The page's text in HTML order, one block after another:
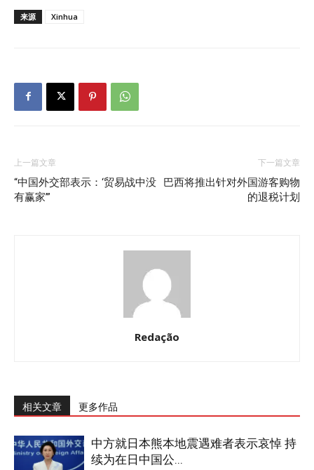
来源 Xinhua
上一篇文章
“中国外交部表示：‘贸易战中没
有赢家’”
下一篇文章
巴西将推出针对外国游客购物
的退税计划
Redação
相关文章 更多作品
中方就日本熊本地震遇难者表示哀悼 持
续为在日中国公...